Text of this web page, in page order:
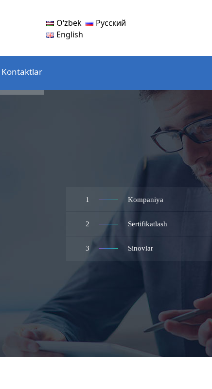
Oʻzbek
Русский
English
Kontaktlar
1 Kompaniya
2 Sertifikatlash
3 Sinovlar